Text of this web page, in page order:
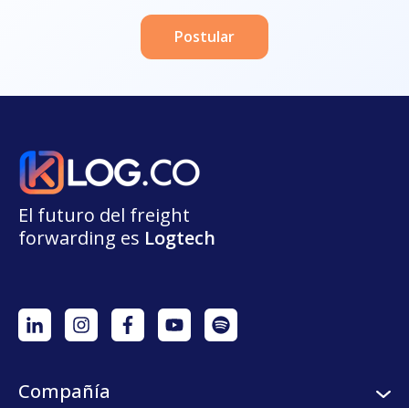
Postular
El futuro del freight
forwarding es Logtech
Compañía